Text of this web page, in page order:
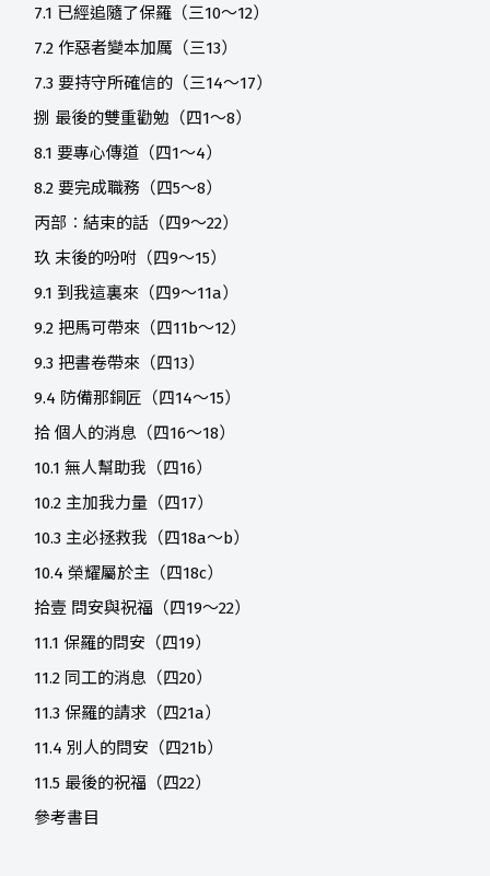
7.1 已經追隨了保羅（三10～12）
7.2 作惡者變本加厲（三13）
7.3 要持守所確信的（三14～17）
捌 最後的雙重勸勉（四1～8）
8.1 要專心傳道（四1～4）
8.2 要完成職務（四5～8）
丙部︰結束的話（四9～22）
玖 末後的吩咐（四9～15）
9.1 到我這裏來（四9～11a）
9.2 把馬可帶來（四11b～12）
9.3 把書卷帶來（四13）
9.4 防備那銅匠（四14～15）
拾 個人的消息（四16～18）
10.1 無人幫助我（四16）
10.2 主加我力量（四17）
10.3 主必拯救我（四18a～b）
10.4 榮耀屬於主（四18c）
拾壹 問安與祝福（四19～22）
11.1 保羅的問安（四19）
11.2 同工的消息（四20）
11.3 保羅的請求（四21a）
11.4 別人的問安（四21b）
11.5 最後的祝福（四22）
參考書目